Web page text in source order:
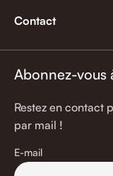
Contact
Abonnez-vous
Restez en contact
par mail !
E-mail